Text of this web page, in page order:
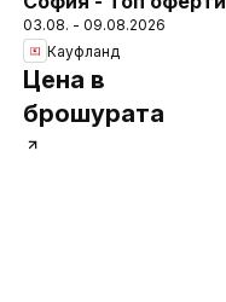
03.08. - 09.08.2026
Кауфланд
Цена в
брошурата